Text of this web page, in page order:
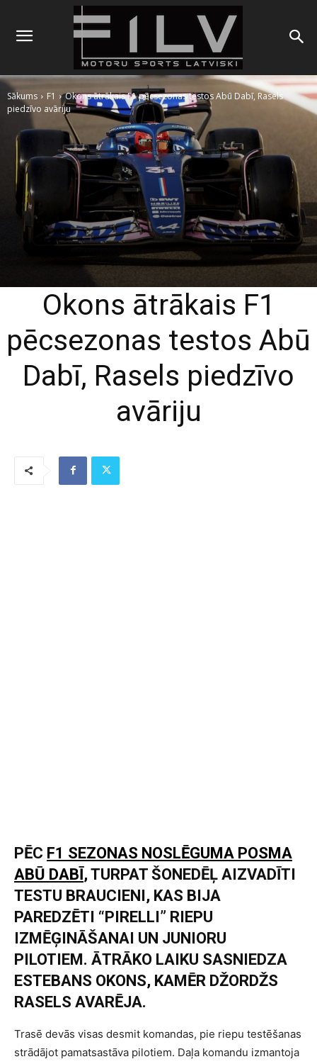
Sākums F1
Okons ātrākais F1 pēcsezonas testos Abū Dabī, Rasels
piedzīvo avāriju
Okons ātrākais F1
pēcsezonas testos Abū
Dabī, Rasels piedzīvo
avāriju
PĒC F1 SEZONAS NOSLĒGUMA POSMA
ABŪ DABĪ, TURPAT ŠONEDĒĻ AIZVADĪTI
TESTU BRAUCIENI, KAS BIJA
PAREDZĒTI “PIRELLI” RIEPU
IZMĒĢINĀŠANAI UN JUNIORU
PILOTIEM. ĀTRĀKO LAIKU SASNIEDZA
ESTEBANS OKONS, KAMĒR DŽORDŽS
RASELS AVARĒJA.
Trasē devās visas desmit komandas, pie riepu testēšanas
strādājot pamatsastāva pilotiem. Daļa komandu izmantoja